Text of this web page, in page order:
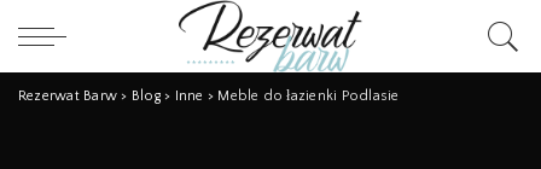
Rezerwat Barw > Blog> Inne > Meble do łazienki Podlasie